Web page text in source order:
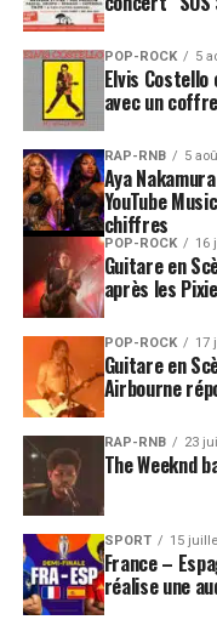
POP-ROCK 5
Elvis Costello
avec un
RAP-RNB 5
Aya
YouTube
chiffres
POP-ROCK 16
Guitare en
après les
POP-ROCK 17
Guitare en
Airbourne
RAP-RNB 23
The Weeknd
SPORT 15
France –
réalise une